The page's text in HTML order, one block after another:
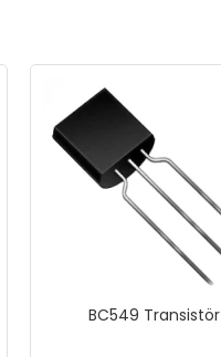
BC549 Transistör